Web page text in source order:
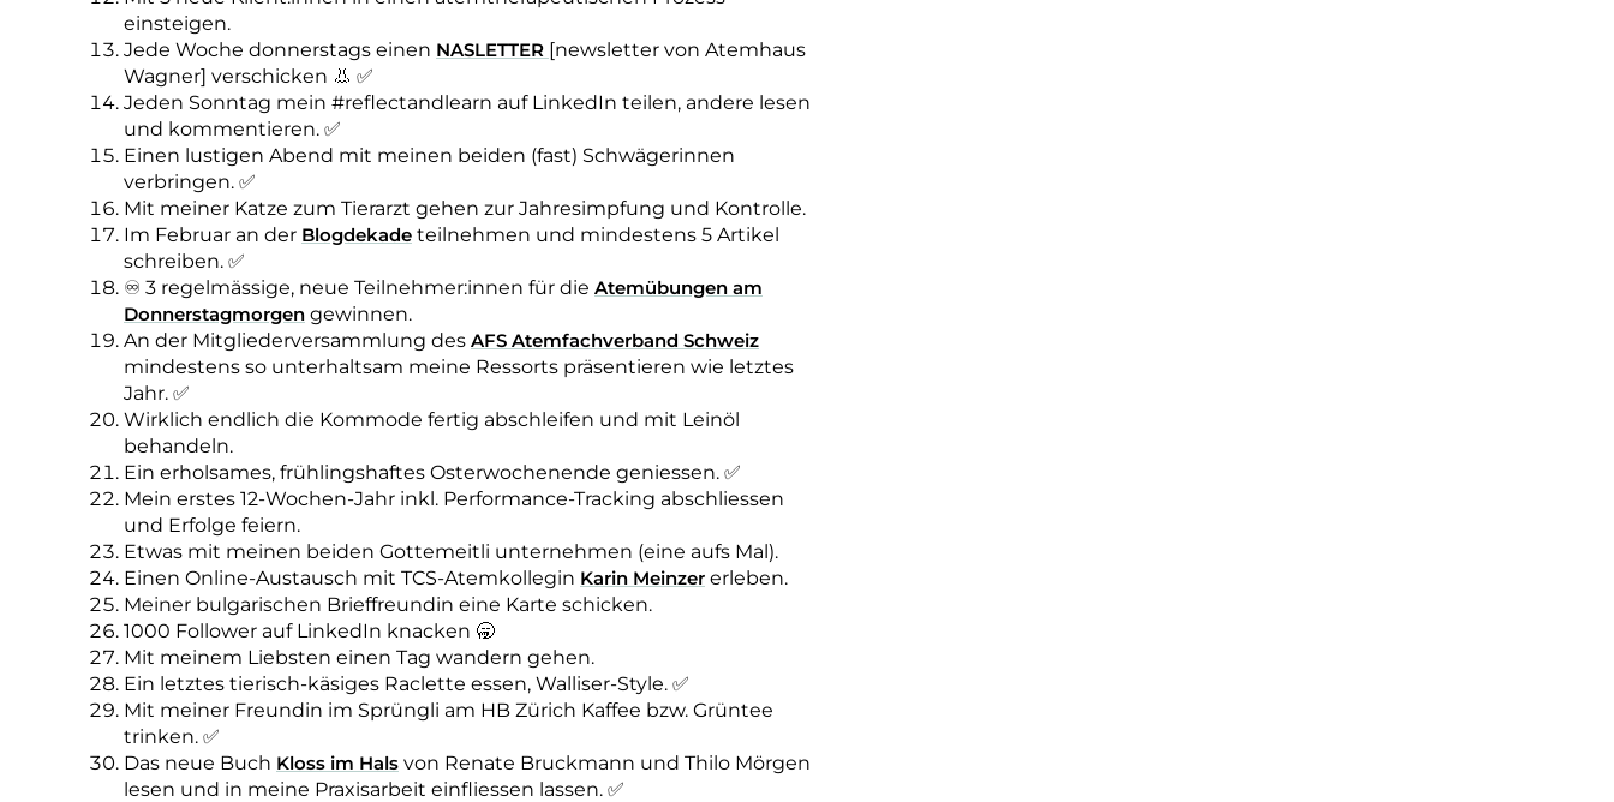
einsteigen.
Jede Woche donnerstags einen NASLETTER [newsletter von Atemhaus
Wagner] verschicken 👃 ✅
Jeden Sonntag mein #reflectandlearn auf LinkedIn teilen, andere lesen
und kommentieren. ✅
Einen lustigen Abend mit meinen beiden (fast) Schwägerinnen
verbringen. ✅
Mit meiner Katze zum Tierarzt gehen zur Jahresimpfung und Kontrolle.
Im Februar an der Blogdekade teilnehmen und mindestens 5 Artikel
schreiben. ✅
♾ 3 regelmässige, neue Teilnehmer:innen für die Atemübungen am
Donnerstagmorgen gewinnen.
An der Mitgliederversammlung des AFS Atemfachverband Schweiz
mindestens so unterhaltsam meine Ressorts präsentieren wie letztes
Jahr. ✅
Wirklich endlich die Kommode fertig abschleifen und mit Leinöl
behandeln.
Ein erholsames, frühlingshaftes Osterwochenende geniessen. ✅
Mein erstes 12-Wochen-Jahr inkl. Performance-Tracking abschliessen
und Erfolge feiern.
Etwas mit meinen beiden Gottemeitli unternehmen (eine aufs Mal).
Einen Online-Austausch mit TCS-Atemkollegin Karin Meinzer erleben.
Meiner bulgarischen Brieffreundin eine Karte schicken.
1000 Follower auf LinkedIn knacken 🥱
Mit meinem Liebsten einen Tag wandern gehen.
Ein letztes tierisch-käsiges Raclette essen, Walliser-Style. ✅
Mit meiner Freundin im Sprüngli am HB Zürich Kaffee bzw. Grüntee
trinken. ✅
Das neue Buch Kloss im Hals von Renate Bruckmann und Thilo Mörgen
lesen und in meine Praxisarbeit einfliessen lassen. ✅